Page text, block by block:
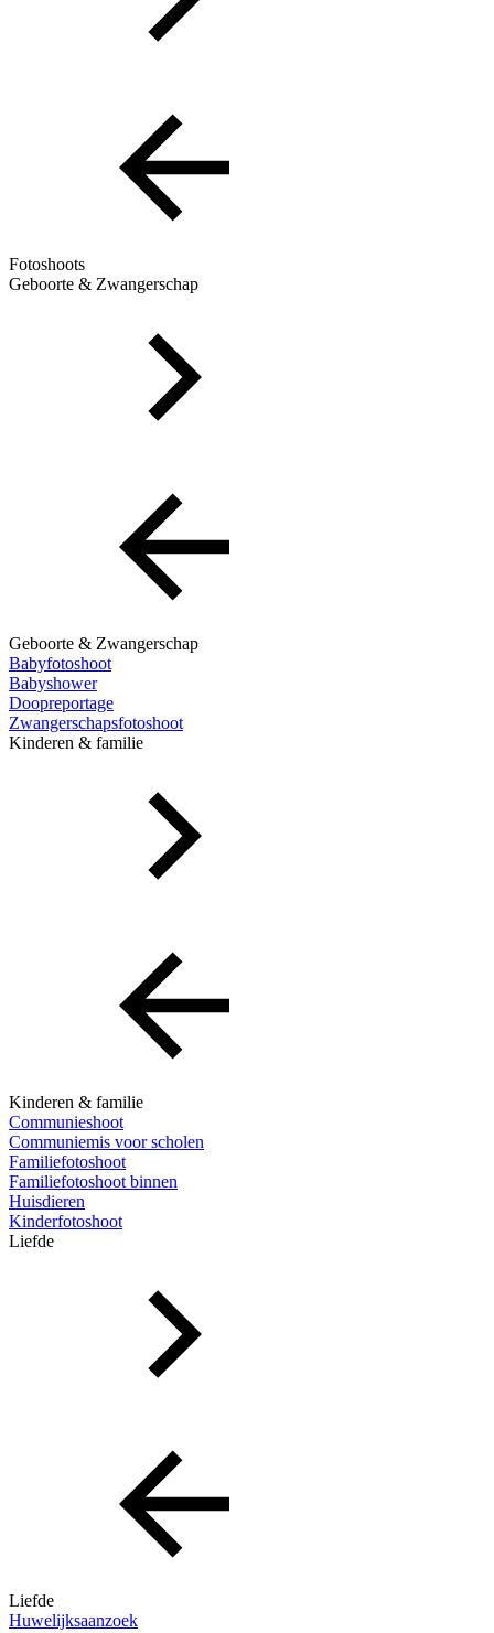
Fotoshoots
Geboorte & Zwangerschap
Geboorte & Zwangerschap
Babyfotoshoot
Babyshower
Doopreportage
Zwangerschapsfotoshoot
Kinderen & familie
Kinderen & familie
Communieshoot
Communiemis voor scholen
Familiefotoshoot
Familiefotoshoot binnen
Huisdieren
Kinderfotoshoot
Liefde
Liefde
Huwelijksaanzoek